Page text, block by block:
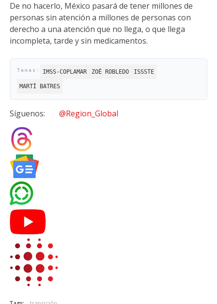
De no hacerlo, México pasará de tener millones de
personas sin atención a millones de personas con
derecho a una atención que no llega, o que llega
incompleta, tarde y sin medicamentos.
IMSS-COPLAMAR ZOÉ ROBLEDO ISSSTE
MARTÍ BATRES
Síguenos: @Region_Global